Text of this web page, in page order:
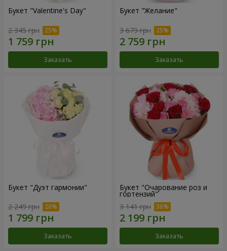
Букет "Valentine's Day"
2 345 грн
Заказать
Букет "Желание"
3 679 грн
Заказать
Букет "Дуэт гармонии"
2 249 грн
Заказать
Букет "Очарование роз и
гортензий"
3 141 грн
Заказать